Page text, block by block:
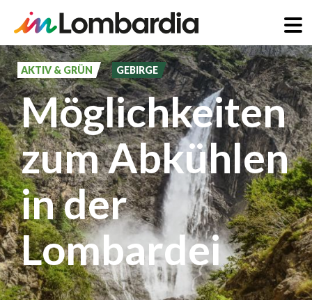
Direkt
zum
Inhalt
AKTIV & GRÜN GEBIRGE
Möglichkeiten
zum Abkühlen
in der
Lombardei